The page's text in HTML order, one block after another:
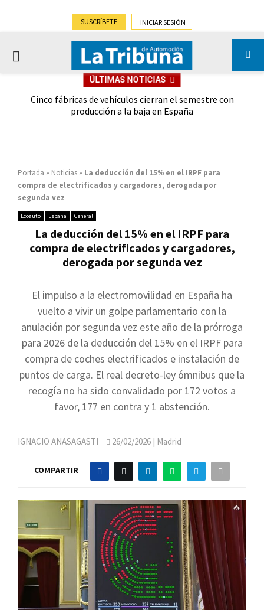
SUSCRÍBETE INICIAR SESIÓN
PRIMARY
ÚLTIMAS NOTICIAS
Cinco fábricas de vehículos cierran el semestre con
producción a la baja en España
Portada » Noticias » La deducción del 15% en el IRPF para
compra de electrificados y cargadores, derogada por
segunda vez
Ecoauto España General
La deducción del 15% en el IRPF para
compra de electrificados y cargadores,
derogada por segunda vez
El impulso a la electromovilidad en España ha
vuelto a vivir un golpe parlamentario con la
anulación por segunda vez este año de la prórroga
para 2026 de la deducción del 15% en el IRPF para
compra de coches electrificados e instalación de
puntos de carga. El real decreto-ley ómnibus que la
recogía no ha sido convalidado por 172 votos a
favor, 177 en contra y 1 abstención.
IGNACIO ANASAGASTI 26/02/2026 | Madrid
COMPARTIR